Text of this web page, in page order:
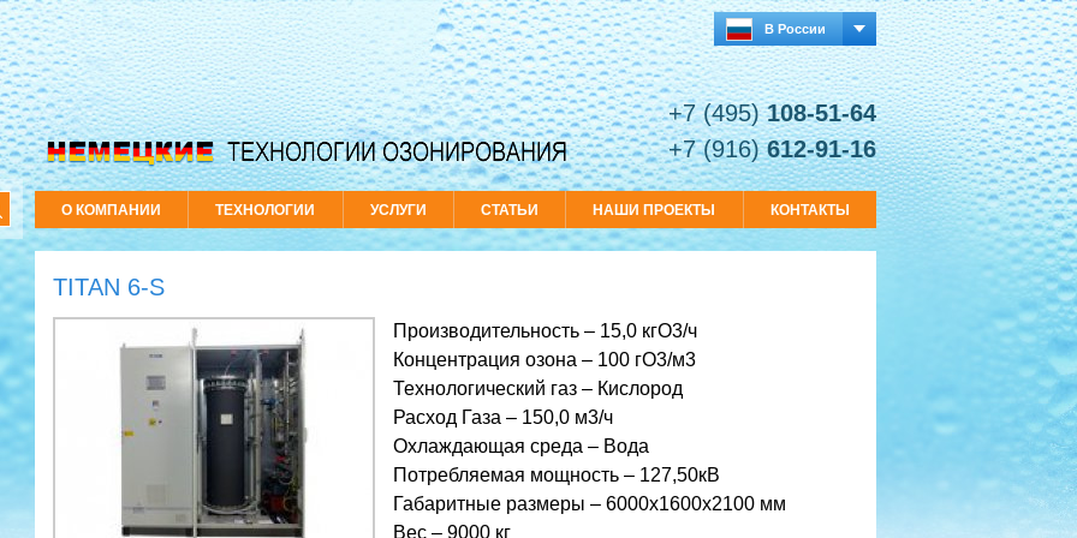
В России
+7 (495)108-51-64
+7 (916)612-91-16
О КОМПАНИИ ТЕХНОЛОГИИ УСЛУГИ СТАТЬИ НАШИ ПРОЕКТЫ КОНТАКТЫ
TITAN 6-S
Производительность – 15,0 кгО3/ч
Концентрация озона – 100 гО3/м3
Технологический газ – Кислород
Расход Газа – 150,0 м3/ч
Охлаждающая среда – Вода
Потребляемая мощность – 127,50кВ
Габаритные размеры – 6000х1600х2100 мм
Вес – 9000 кг